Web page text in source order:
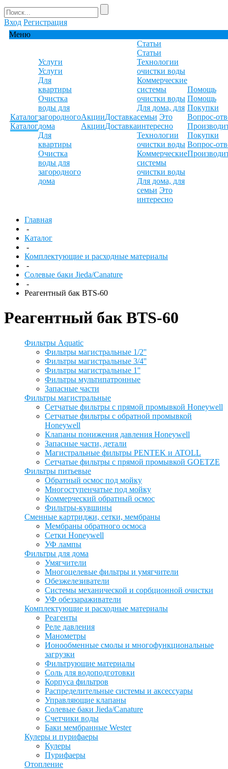
Вход Регистрация
Меню
Каталог
Каталог
Услуги
Услуги
Для
квартиры
Очистка
воды для
загородного
дома
Для
квартиры
Очистка
воды для
загородного
дома
Акции
Акции
Доставка
Доставка
Статьи
Статьи
Технологии
очистки воды
Коммерческие
системы
очистки воды
Для дома, для
семьи Это
интересно
Технологии
очистки воды
Коммерческие
системы
очистки воды
Для дома, для
семьи Это
интересно
Помощь
Помощь
Покупки
Вопрос-
Покупки
Вопрос-
Главная
-
Каталог
-
Комплектующие и расходные материалы
-
Солевые баки Jieda/Canature
-
Реагентный бак BTS-60
Реагентный бак BTS-60
Фильтры Aquatic
Фильтры магистральные 1/2''
Фильтры магистральные 3/4''
Фильтры магистральные 1''
Фильтры мультипатронные
Запасные части
Фильтры магистральные
Сетчатые фильтры с прямой промывкой Honeywell
Сетчатые фильтры с обратной промывкой
Honeywell
Клапаны понижения давления Honeywell
Запасные части, детали
Магистральные фильтры PENTEK и ATOLL
Сетчатые фильтры с прямой промывкой GOETZE
Фильтры питьевые
Обратный осмос под мойку
Многоступенчатые под мойку
Коммерческий обратный осмос
Фильтры-кувшины
Сменные картриджи, сетки, мембраны
Мембраны обратного осмоса
Сетки Honeywell
УФ лампы
Фильтры для дома
Умягчители
Многоцелевые фильтры и умягчители
Обезжелезиватели
Системы механической и сорбционной очистки
УФ обеззараживатели
Комплектующие и расходные материалы
Реагенты
Реле давления
Манометры
Ионообменные смолы и многофункциональные
загрузки
Фильтрующие материалы
Соль для водоподготовки
Корпуса фильтров
Распределительные системы и аксессуары
Управляющие клапаны
Солевые баки Jieda/Canature
Счетчики воды
Баки мембранные Wester
Кулеры и пурифаеры
Кулеры
Пурифаеры
Отопление